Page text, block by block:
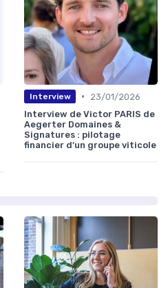
Interview •
23/01/2026
Interview de Victor PARIS de
Aegerter Domaines &
Signatures : pilotage
financier d’un groupe viticole